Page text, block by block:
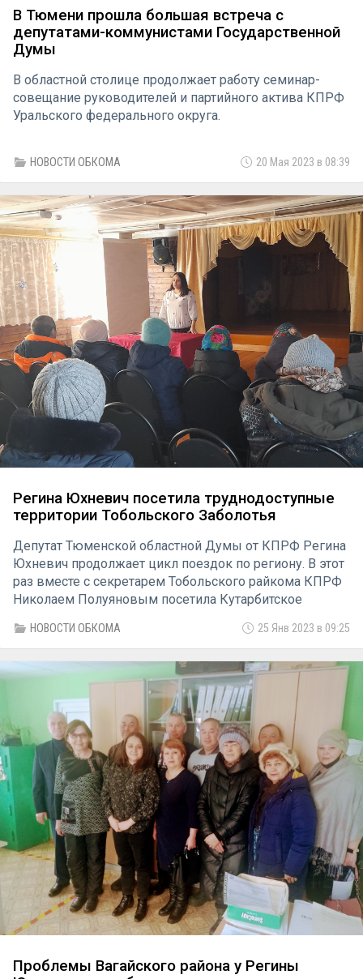
В Тюмени прошла большая встреча с
депутатами-коммунистами Государственной
Думы
В областной столице продолжает работу семинар-
совещание руководителей и партийного актива КПРФ
Уральского федерального округа.
НОВОСТИ ОБКОМА 20 Мая 2023 в 08:39
Регина Юхневич посетила труднодоступные
территории Тобольского Заболотья
Депутат Тюменской областной Думы от КПРФ Регина
Юхневич продолжает цикл поездок по региону. В этот
раз вместе с секретарем Тобольского райкома КПРФ
Николаем Полуяновым посетила Кутарбитское
Тахтагул, являющиеся труднодоступными территории.
НОВОСТИ ОБКОМА 25 Янв 2023 в 09:25
Проблемы Вагайского района у Регины